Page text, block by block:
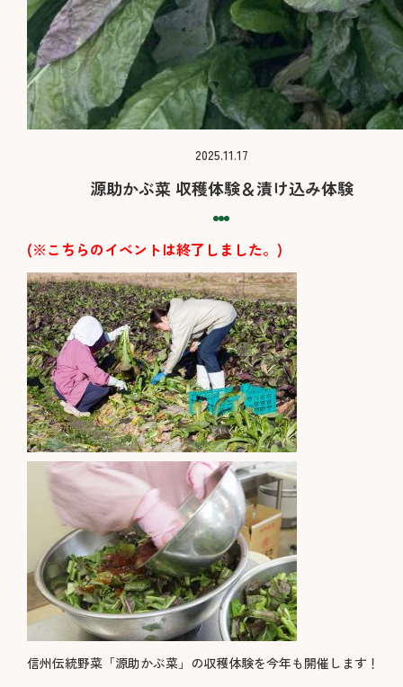
2025.11.17
源助かぶ菜 収穫体験＆漬け込み体験
(※こちらのイベントは終了しました。)
信州伝統野菜「源助かぶ菜」の収穫体験を今年も開催します！